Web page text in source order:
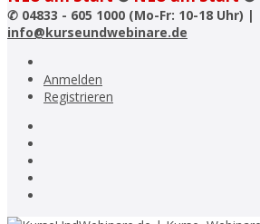
✆ 04833 - 605 1000 (Mo-Fr: 10-18 Uhr) |
info@kurseundwebinare.de
Anmelden
Registrieren